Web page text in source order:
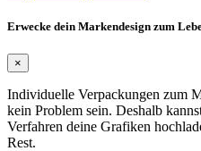
Erwecke dein Markendesign zum
×
Individuelle Verpackungen zum
kein Problem sein. Deshalb
Verfahren deine Grafiken
Rest.